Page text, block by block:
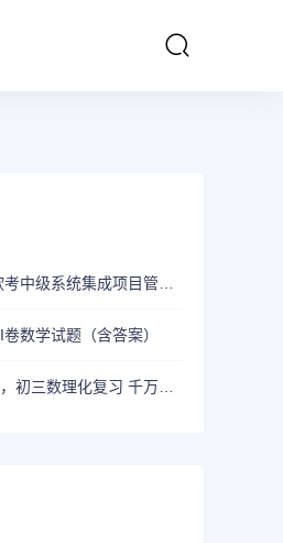
2023下半年软考中级系统集成项目管理工程师多长时间出成绩
数学试题（含答案）
想上重点高中，初三数理化复习 千万不要盲目刷真题卷和模拟卷！